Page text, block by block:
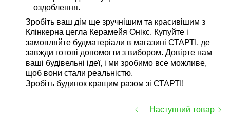
оздоблення.
Зробіть ваш дім ще зручнішим та красивішим з
Клінкерна цегла Керамейя Онікс. Купуйте і
замовляйте будматеріали в магазині СТАРТІ, де
завжди готові допомогти з вибором. Довірте нам
ваші будівельні ідеї, і ми зробимо все можливе,
щоб вони стали реальністю.
Зробіть будинок кращим разом зі СТАРТІ!
Наступний товар